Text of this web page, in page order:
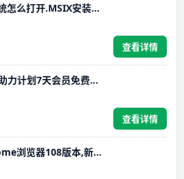
win10系统怎么打开.MSIX安装包文件
查看详情
百度网盘助力计划7天会员免费领取
查看详情
谷歌Chrome浏览器108版本,新增省内存,省电模式,提高性能